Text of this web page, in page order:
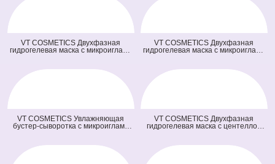
VT COSMETICS Двухфазная
гидрогелевая маска с микроиглами
(оранжевая) (33 гр + 1,5 гр)
VT COSMETICS Двухфазная
гидрогелевая маска с микроиглами
зеленая) (33 гр + 1,5 гр)
VT COSMETICS Увлажняющая
бустер-сыворотка с микроиглами
VT COSMETICS Двухфазная
гидрогелевая маска с центеллой
гр)